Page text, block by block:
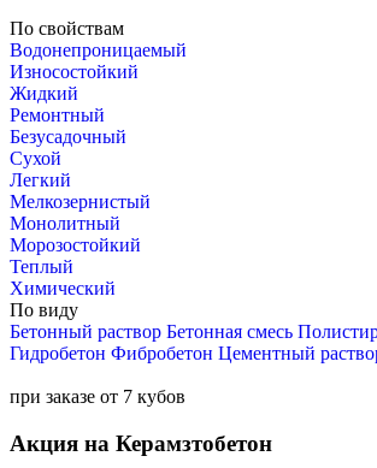
По свойствам
Водонепроницаемый
Износостойкий
Жидкий
Ремонтный
Безусадочный
Сухой
Легкий
Мелкозернистый
Монолитный
Морозостойкий
Теплый
Химический
По виду
Бетонный раствор Бетонная смесь
Гидробетон Фибробетон Цементный
при заказе от 7 кубов
Акция на Керамзтобетон